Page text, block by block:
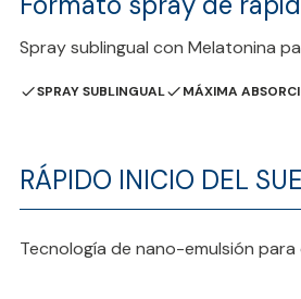
Spray sublingual con Melatonina
SPRAY SUBLINGUAL MÁXIMA
RÁPIDO INICIO DEL
Tecnología de nano-emulsión